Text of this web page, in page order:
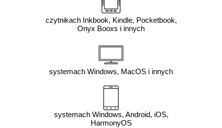
czytnikach Inkbook, Kindle, Pocketbook,
Onyx Booxs i innych
systemach Windows, MacOS i innych
systemach Windows, Android, iOS,
HarmonyOS